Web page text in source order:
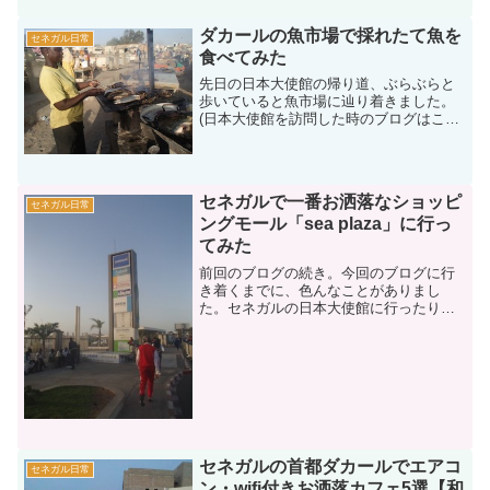
セネガル日常
ダカールの魚市場で採れたて魚を
食べてみた
先日の日本大使館の帰り道、ぶらぶらと
歩いていると魚市場に辿り着きました。
(日本大使館を訪問した時のブログはこち
ているダカールは魚が...
セネガル日常
セネガルで一番お洒落なショッピ
ングモール「sea plaza」に行っ
てみた
前回のブログの続き。今回のブログに行
き着くまでに、色んなことがありまし
た。セネガルの日本大使館に行ったり→
セネガル日常
セネガルの首都ダカールでエアコ